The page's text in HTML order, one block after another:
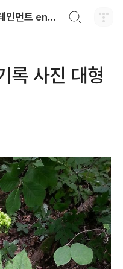
와일드진생WG엔터테인먼트 entertainment
록 사진 대형